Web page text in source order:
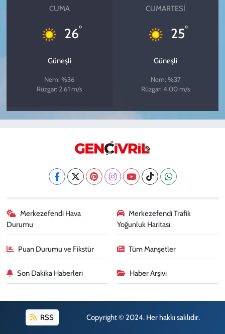
CUMA
26°
Güneşli
Nem: %36
Rüzgar: 2.61 m/s
CUMARTESI
25°
Güneşli
Nem: %37
Rüzgar: 4.00 m/s
Merkezefendi Hava
Durumu
Merkezefendi Trafik
Yoğunluk Haritası
Puan Durumu ve Fikstür Tüm Manşetler
Son Dakika Haberleri Haber Arşivi
RSS Copyright © 2024. Her hakkı saklıdır.